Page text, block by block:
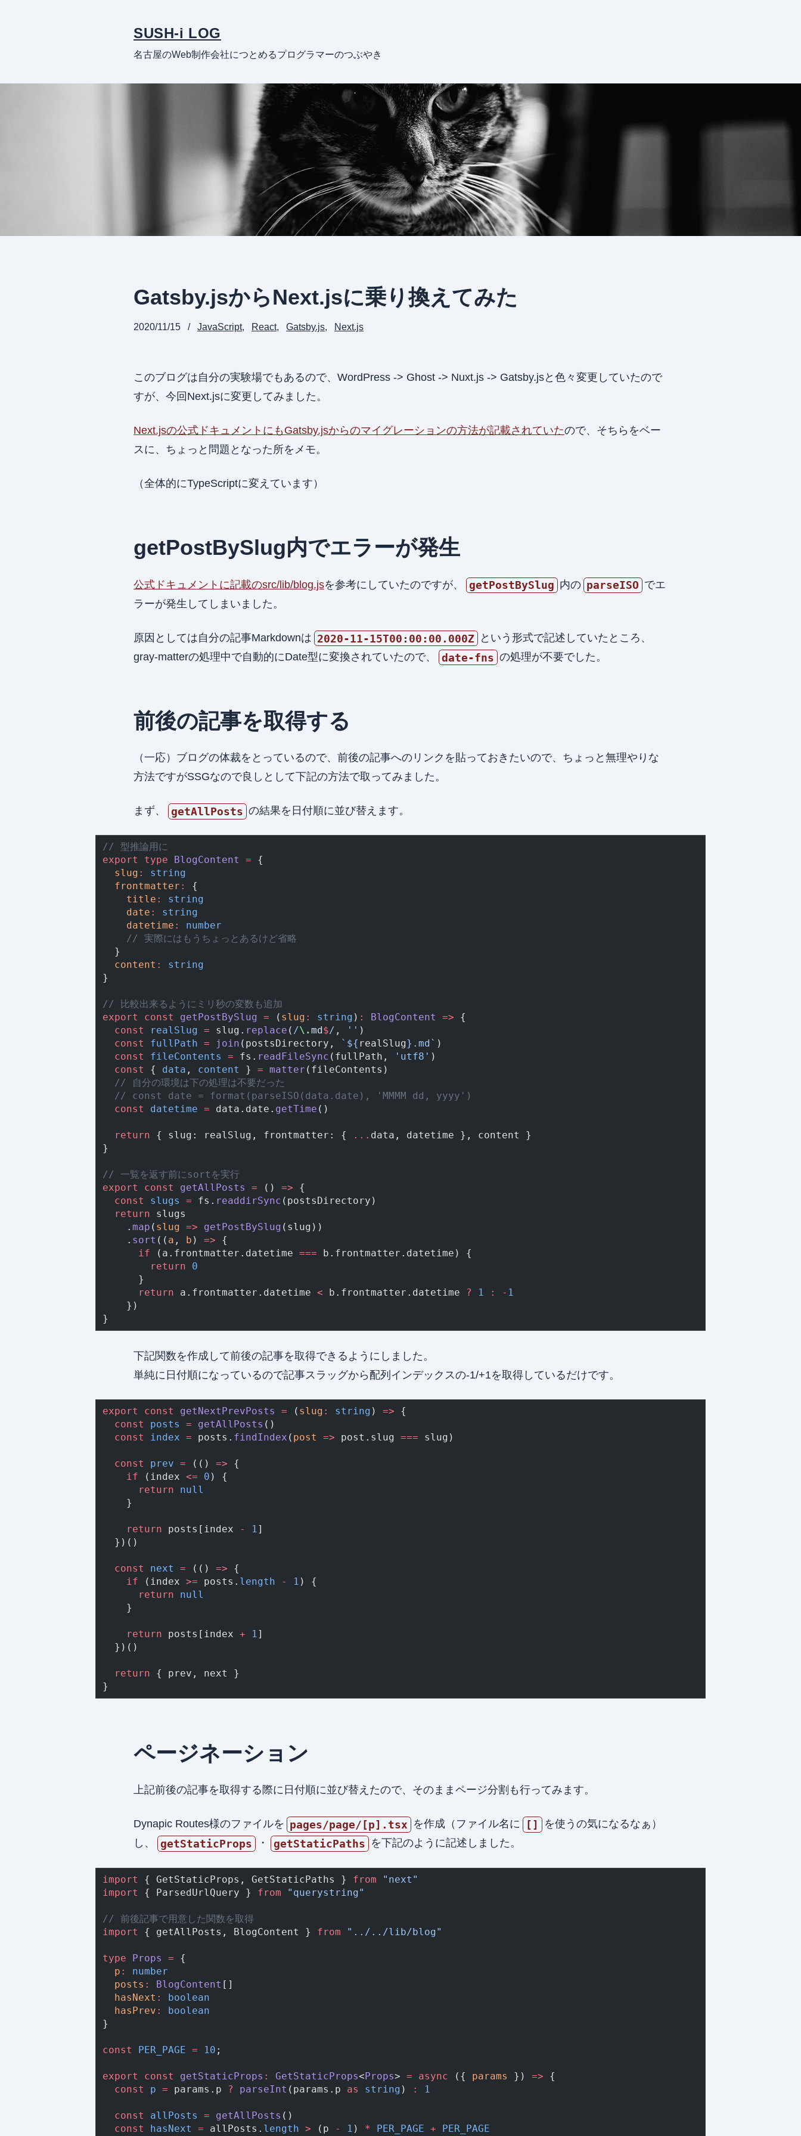
SUSH-i LOG
名古屋のWeb制作会社につとめるプログラマーのつぶやき
Gatsby.jsからNext.jsに乗り換えてみた
2020/11/15 JavaScript React Gatsby.js Next.js
このブログは自分の実験場でもあるので、WordPress -> Ghost -> Nuxt.js -> Gatsby.jsと色々変更していたので
すが、今回Next.jsに変更してみました。
Next.jsの公式ドキュメントにもGatsby.jsからのマイグレーションの方法が記載されていたので、そちらをベー
スに、ちょっと問題となった所をメモ。
（全体的にTypeScriptに変えています）
getPostBySlug内でエラーが発生
公式ドキュメントに記載のsrc/lib/blog.jsを参考にしていたのですが、 getPostBySlug 内の parseISO でエ
ラーが発生してしまいました。
原因としては自分の記事Markdownは 2020-11-15T00:00:00.000Z という形式で記述していたところ、
gray-matterの処理中で自動的にDate型に変換されていたので、
date-fns の処理が不要でした。
前後の記事を取得する
（一応）ブログの体裁をとっているので、前後の記事へのリンクを貼っておきたいので、ちょっと無理やりな
方法ですがSSGなので良しとして下記の方法で取ってみました。
まず、 getAllPosts の結果を日付順に並び替えます。
// 型推論用に
export type BlogContent = {
  slug
:
string
  frontmatter
:
{
    title
:
string
    date
:
string
    datetime
:
number
    // 実際にはもうちょっとあるけど省略
  }
  content
:
string
}
// 比較出来るようにミリ秒の変数も追加
export const getPostBySlug = ( slug : string ) : BlogContent => {
  const
realSlug = slug. replace ( /\. md $/ , '' )
  const
fullPath = join (postsDirectory, `${ realSlug}.md` )
  const
fileContents = fs. readFileSync (fullPath, 'utf8' )
  const
{ data , content } = matter (fileContents)
  // 自分の環境は下の処理は不要だった
  // const date = format(parseISO(data.date), 'MMMM dd, yyyy')
  const
datetime = data.date. getTime ()
  return
{ slug: realSlug, frontmatter: { ... data, datetime }, content }
}
// 一覧を返す前にsortを実行
export const getAllPosts = () => {
  const
slugs = fs. readdirSync (postsDirectory)
  return
slugs
    .
map ( slug => getPostBySlug (slug))
    .
sort (( a , b ) => {
      if
(a.frontmatter.datetime === b.frontmatter.datetime) {
        return
0
      }
      return
a.frontmatter.datetime < b.frontmatter.datetime ? 1 : - 1
    })
}
下記関数を作成して前後の記事を取得できるようにしました。
単純に日付順になっているので記事スラッグから配列インデックスの-1/+1を取得しているだけです。
export const getNextPrevPosts = ( slug : string ) => {
  const
posts = getAllPosts ()
  const
index = posts. findIndex ( post => post.slug === slug)
  const
prev = (() => {
    if
(index <= 0 ) {
      return
null
    }
    return
posts[index - 1]
  })()
  const
next = (() => {
    if
(index >= posts. length - 1 ) {
      return
null
    }
    return
posts[index + 1]
  })()
  return
{ prev, next }
}
ページネーション
上記前後の記事を取得する際に日付順に並び替えたので、そのままページ分割も行ってみます。
Dynapic Routes様のファイルを pages/page/[p].tsx を作成（ファイル名に []
を使うの気になるなぁ）
し、
getStaticProps ・ getStaticPaths を下記のように記述しました。
import { GetStaticProps, GetStaticPaths } from "next"
import { ParsedUrlQuery } from "querystring"
// 前後記事で用意した関数を取得
import { getAllPosts, BlogContent } from "../../lib/blog"
type Props = {
  p
:
number
  posts
: BlogContent []
  hasNext
:
boolean
  hasPrev
:
boolean
}
const PER_PAGE = 10 ;
export const getStaticProps : GetStaticProps<Props> = async ({ params }) => {
  const
p = params.p ? parseInt (params.p as string ) : 1
  const
allPosts = getAllPosts ()
  const
hasNext = allPosts. length > (p - 1 ) * PER_PAGE + PER_PAGE